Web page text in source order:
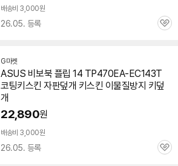
배송비 3,000원
26.05. 등록
관
G마켓
ASUS 비보북 플립 14 TP470EA-EC143T
코팅키스킨 자판덮개 키스킨 이물질방지 키덮
개
22,890원
배송비 3,000원
26.05. 등록
관